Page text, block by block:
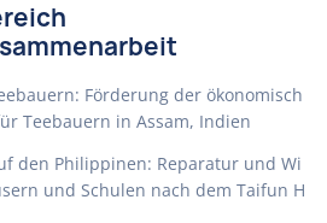
Förderung der ökonomisch
Teebauern in Assam, Indien
den Philippinen: Reparatur und Wi
und Schulen nach dem Taifun H